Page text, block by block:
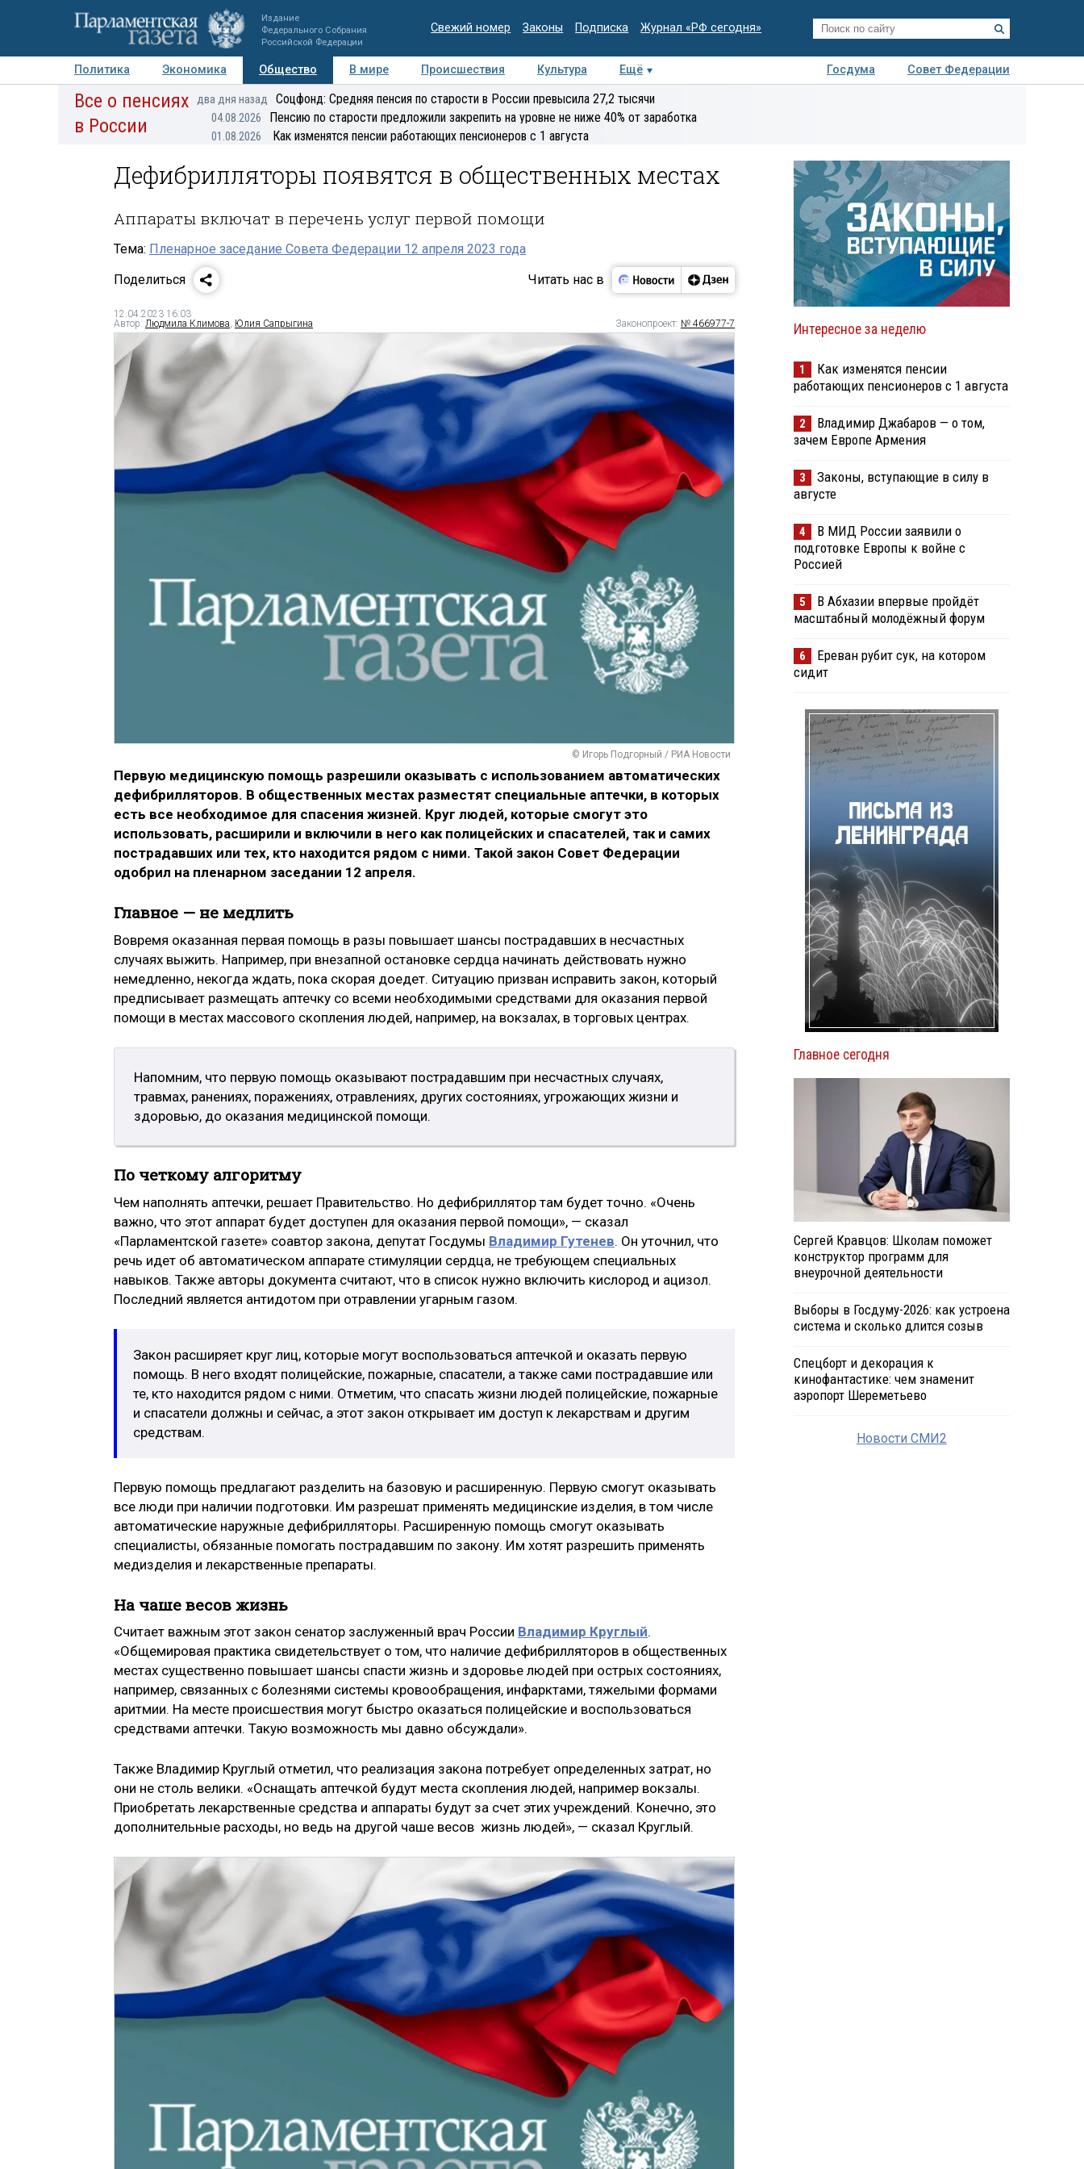
Издание
Федерального Собрания
Российской Федерации
Свежий номер Законы Подписка Журнал «РФ сегодня»
Политика Экономика Общество В мире Происшествия Культура Ещё Госдума
Совет Федерации
Авторы Персоны Мнения Регионы Медиацентр Интервью Колумнисты
Все о пенсиях
в России
два дня назад Соцфонд: Средняя пенсия по старости в России превысила 27,2 тысячи
04.08.2026 Пенсию по старости предложили закрепить на уровне не ниже 40% от заработка
01.08.2026 Как изменятся пенсии работающих пенсионеров с 1 августа
Дефибрилляторы появятся в общественных местах
Аппараты включат в перечень услуг первой помощи
Тема: Пленарное заседание Совета Федерации 12 апреля 2023 года
Поделиться
Читать нас в
12.04.2023 16:03
Автор: Людмила Климова Юлия Сапрыгина Законопроект: № 466977-7
© Игорь Подгорный / РИА Новости
Первую медицинскую помощь разрешили оказывать с использованием автоматических
дефибрилляторов. В общественных местах разместят специальные аптечки, в которых
есть все необходимое для спасения жизней. Круг людей, которые смогут это
использовать, расширили и включили в него как полицейских и спасателей, так и самих
пострадавших или тех, кто находится рядом с ними. Такой закон Совет Федерации
одобрил на пленарном заседании 12 апреля.
Главное — не медлить
Вовремя оказанная первая помощь в разы повышает шансы пострадавших в несчастных
случаях выжить. Например, при внезапной остановке сердца начинать действовать нужно
немедленно, некогда ждать, пока скорая доедет. Ситуацию призван исправить закон, который
предписывает размещать аптечку со всеми необходимыми средствами для оказания первой
помощи в местах массового скопления людей, например, на вокзалах, в торговых центрах.
Напомним, что первую помощь оказывают пострадавшим при несчастных случаях,
травмах, ранениях, поражениях, отравлениях, других состояниях, угрожающих жизни и
здоровью, до оказания медицинской помощи.
По четкому алгоритму
Чем наполнять аптечки, решает Правительство. Но дефибриллятор там будет точно. «Очень
важно, что этот аппарат будет доступен для оказания первой помощи», — сказал
«Парламентской газете» соавтор закона, депутат Госдумы Владимир Гутенев. Он уточнил, что
речь идет об автоматическом аппарате стимуляции сердца, не требующем специальных
навыков. Также авторы документа считают, что в список нужно включить кислород и ацизол.
Последний является антидотом при отравлении угарным газом.
Закон расширяет круг лиц, которые могут воспользоваться аптечкой и оказать первую
помощь. В него входят полицейские, пожарные, спасатели, а также сами пострадавшие или
те, кто находится рядом с ними. Отметим, что спасать жизни людей полицейские, пожарные
и спасатели должны и сейчас, а этот закон открывает им доступ к лекарствам и другим
средствам.
Первую помощь предлагают разделить на базовую и расширенную. Первую смогут оказывать
все люди при наличии подготовки. Им разрешат применять медицинские изделия, в том числе
автоматические наружные дефибрилляторы. Расширенную помощь смогут оказывать
специалисты, обязанные помогать пострадавшим по закону. Им хотят разрешить применять
медизделия и лекарственные препараты.
На чаше весов жизнь
Считает важным этот закон сенатор заслуженный врач России Владимир Круглый.
«Общемировая практика свидетельствует о том, что наличие дефибрилляторов в общественных
местах существенно повышает шансы спасти жизнь и здоровье людей при острых состояниях,
например, связанных с болезнями системы кровообращения, инфарктами, тяжелыми формами
аритмии. На месте происшествия могут быстро оказаться полицейские и воспользоваться
средствами аптечки. Такую возможность мы давно обсуждали».
Также Владимир Круглый отметил, что реализация закона потребует определенных затрат, но
они не столь велики. «Оснащать аптечкой будут места скопления людей, например вокзалы.
Приобретать лекарственные средства и аппараты будут за счет этих учреждений. Конечно, это
дополнительные расходы, но ведь на другой чаше весов жизнь людей», — сказал Круглый.
Интересное за неделю
1
Как изменятся пенсии
работающих пенсионеров с 1 августа
2
Владимир Джабаров — о том,
зачем Европе Армения
3
Законы, вступающие в силу в
августе
4
В МИД России заявили о
подготовке Европы к войне с
Россией
5
В Абхазии впервые пройдёт
масштабный молодёжный форум
6
Ереван рубит сук, на котором
сидит
Главное сегодня
Сергей Кравцов: Школам поможет
конструктор программ для
внеурочной деятельности
Выборы в Госдуму-2026: как устроена
система и сколько длится созыв
Спецборт и декорация к
кинофантастике: чем знаменит
аэропорт Шереметьево
Новости СМИ2